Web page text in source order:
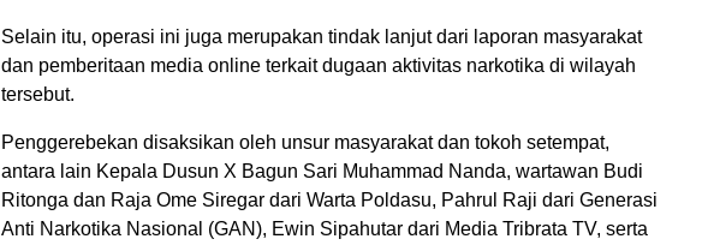
Selain itu, operasi ini juga merupakan tindak lanjut dari laporan masyarakat
dan pemberitaan media online terkait dugaan aktivitas narkotika di wilayah
tersebut.
Penggerebekan disaksikan oleh unsur masyarakat dan tokoh setempat,
antara lain Kepala Dusun X Bagun Sari Muhammad Nanda, wartawan Budi
Ritonga dan Raja Ome Siregar dari Warta Poldasu, Pahrul Raji dari Generasi
Anti Narkotika Nasional (GAN), Ewin Sipahutar dari Media Tribrata TV, serta